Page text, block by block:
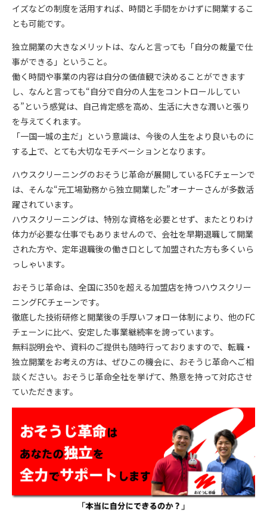
イズなどの制度を活用すれば、時間と手間をかけずに開業するこ
とも可能です。
独立開業の大きなメリットは、なんと言っても「自分の裁量で仕
事ができる」ということ。
働く時間や事業の内容は自分の価値観で決めることができます
し、なんと言っても“自分で自分の人生をコントロールしてい
る”という感覚は、自己肯定感を高め、生活に大きな潤いと張り
を与えてくれます。
「一国一城の主だ」という意識は、今後の人生をより良いものに
する上で、とても大切なモチベーションとなります。
ハウスクリーニングのおそうじ革命が展開しているFCチェーンで
は、そんな“元工場勤務から独立開業した”オーナーさんが多数活
躍されています。
ハウスクリーニングは、特別な資格を必要とせず、またとりわけ
体力が必要な仕事でもありませんので、会社を早期退職して開業
された方や、定年退職後の働き口として加盟された方も多くいら
っしゃいます。
おそうじ革命は、全国に350を超える加盟店を持つハウスクリー
ニングFCチェーンです。
徹底した技術研修と開業後の手厚いフォロー体制により、他のFC
チェーンに比べ、安定した事業継続率を誇っています。
無料説明会や、資料のご提供も随時行っておりますので、転職・
独立開業をお考えの方は、ぜひこの機会に、おそうじ革命へご相
談ください。おそうじ革命全社を挙げて、熱意を持って対応させ
ていただきます。